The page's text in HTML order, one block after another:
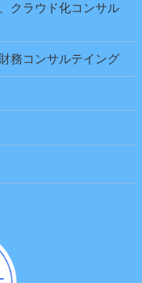
クラウド化コンサル
務コンサルテイング